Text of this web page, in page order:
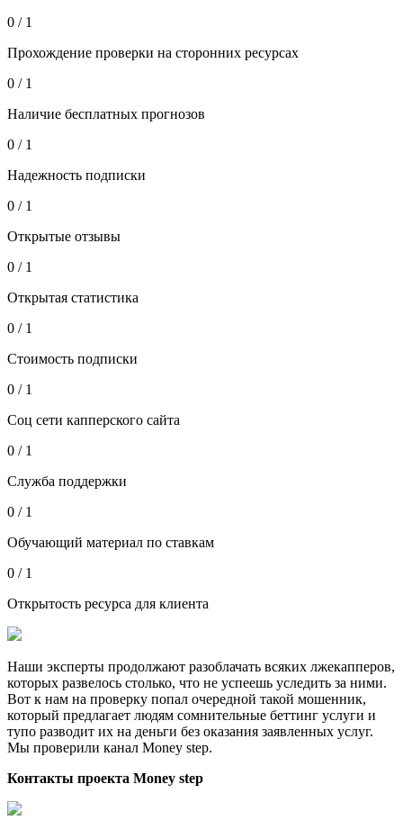
0 / 1
Прохождение проверки на сторонних ресурсах
0 / 1
Наличие бесплатных прогнозов
0 / 1
Надежность подписки
0 / 1
Открытые отзывы
0 / 1
Открытая статистика
0 / 1
Стоимость подписки
0 / 1
Соц сети капперского сайта
0 / 1
Служба поддержки
0 / 1
Обучающий материал по ставкам
0 / 1
Открытость ресурса для клиента
Наши эксперты продолжают разоблачать всяких лжекапперов,
которых развелось столько, что не успеешь уследить за ними.
Вот к нам на проверку попал очередной такой мошенник,
который предлагает людям сомнительные беттинг услуги и
тупо разводит их на деньги без оказания заявленных услуг.
Мы проверили канал Money step.
Контакты проекта Money step